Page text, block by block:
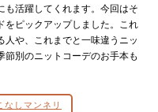
も活躍してくれます。今回はそ
をピックアップしました。これ
や、これまでと一味違うニッ
節別のニットコーデのお手本も
なしマンネリ